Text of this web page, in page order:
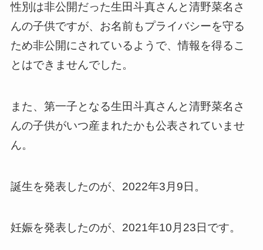
性別は非公開だった生田斗真さんと清野菜名さ
んの子供ですが、お名前もプライバシーを守る
ため非公開にされているようで、情報を得るこ
とはできませんでした。
また、第一子となる生田斗真さんと清野菜名さ
んの子供がいつ産まれたかも公表されていませ
ん。
誕生を発表したのが、2022年3月9日。
妊娠を発表したのが、2021年10月23日です。